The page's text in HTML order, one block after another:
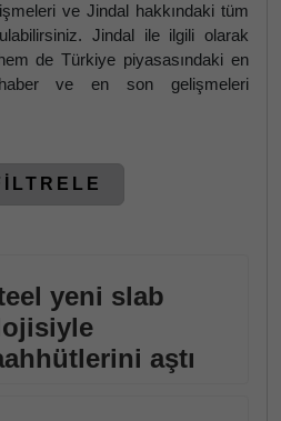
ve Jindal hakkındaki tüm
Jindal ile ilgili olarak
de Türkiye piyasasındaki en
ve en son gelişmeleri
yeni slab
aştı